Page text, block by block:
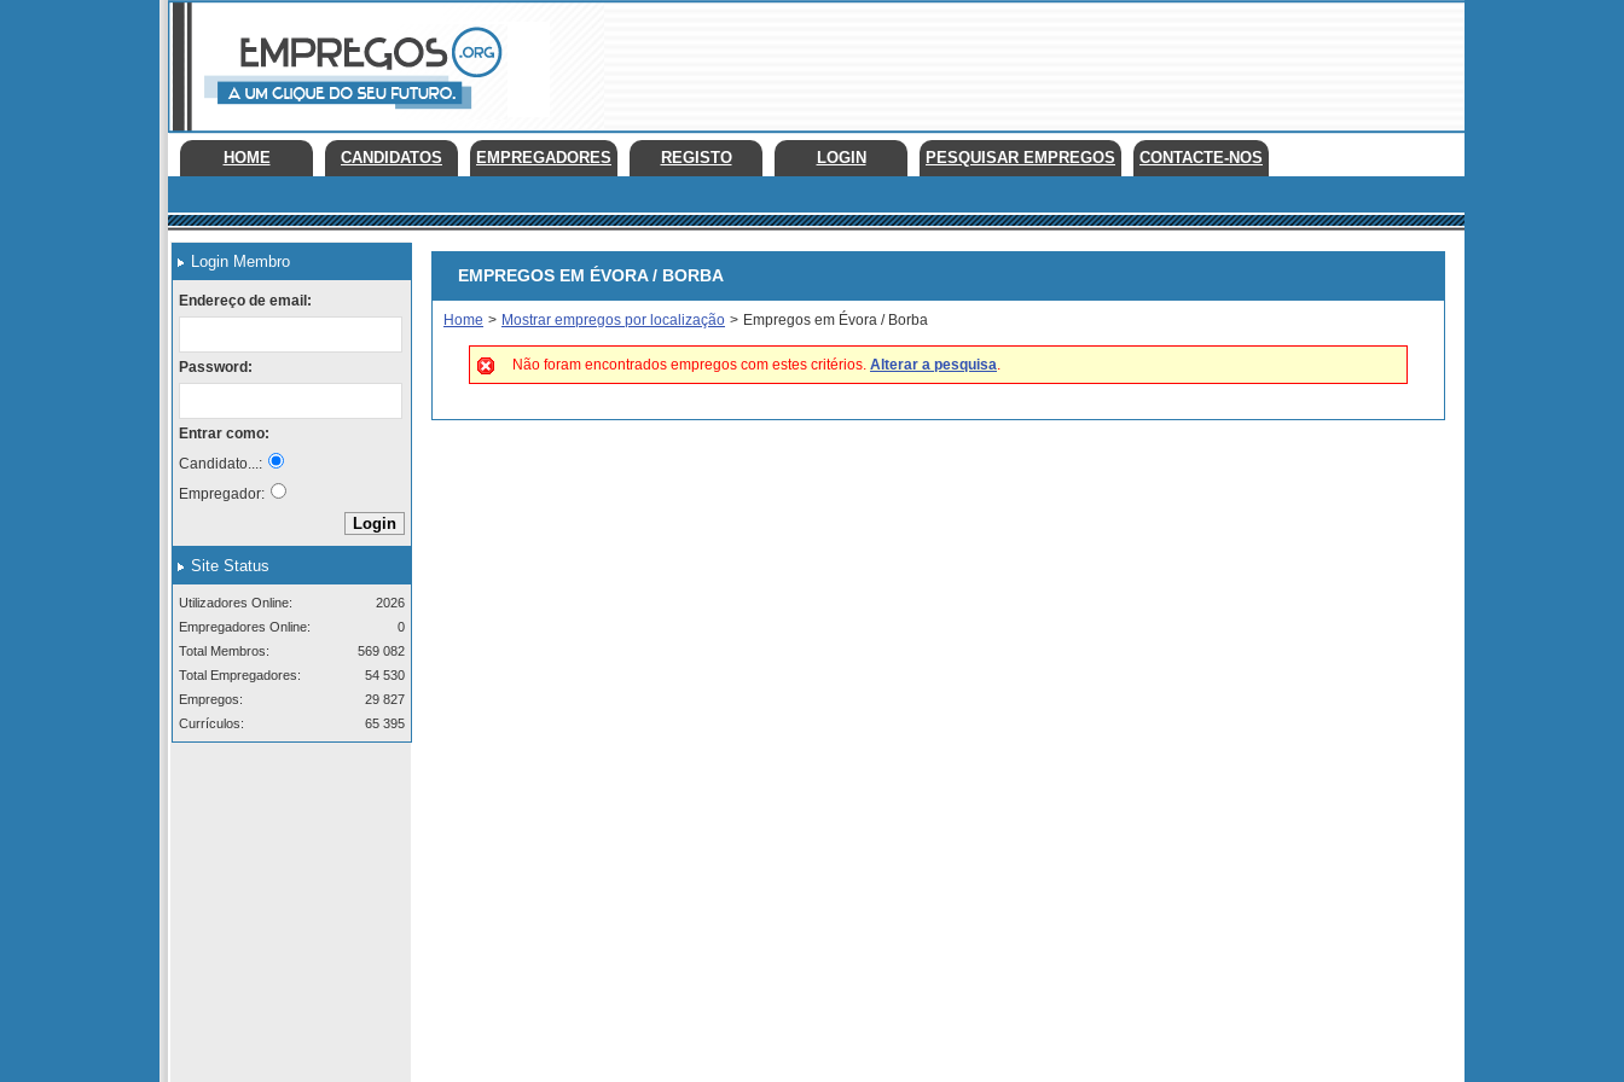
HOME CANDIDATOS EMPREGADORES REGISTO LOGIN PESQUISAR EMPREGOS CONTACTE-NOS
Login Membro
Endereço de email:
Password:
Entrar como:
Candidato...:
Empregador:
Site Status
Utilizadores Online:
2026
Empregadores Online:
0
Total Membros:
569 082
Total Empregadores:
54 530
Empregos:
29 827
Currículos:
65 395
EMPREGOS EM ÉVORA / BORBA
Home > Mostrar empregos por localização > Empregos em Évora / Borba
Não foram encontrados empregos com estes critérios. Alterar a pesquisa.